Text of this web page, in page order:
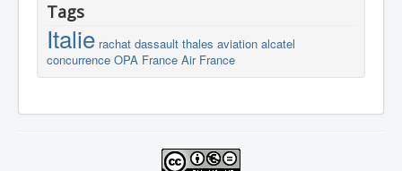
Tags
Italie rachat dassault thales aviation alcatel
concurrence OPA France Air France